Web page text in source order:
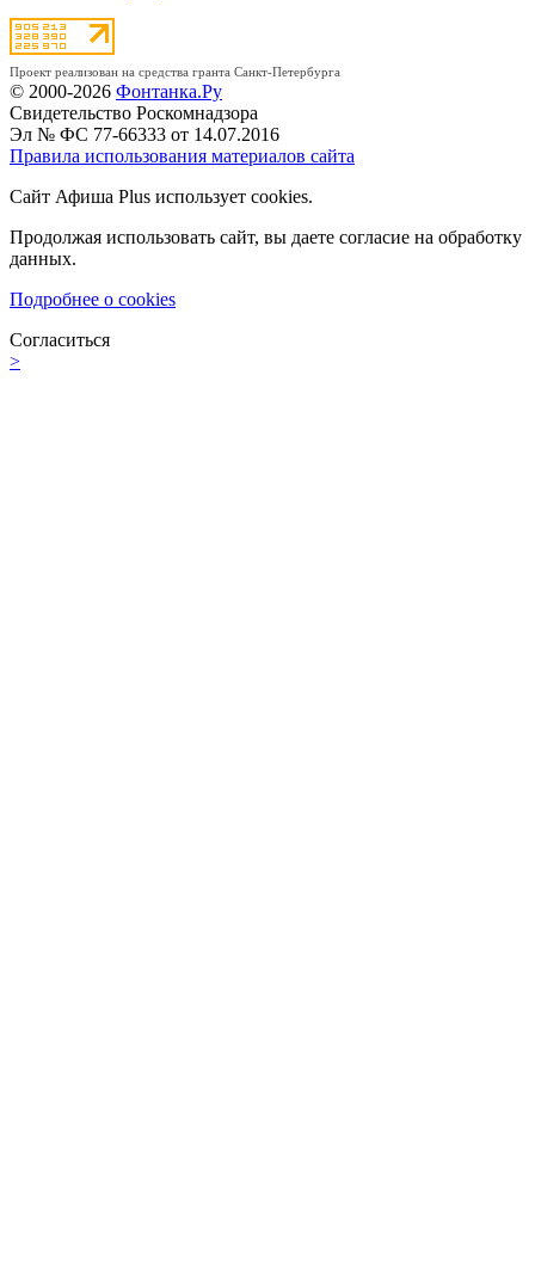
Проект реализован на средства гранта Санкт-Петербурга
© 2000-2026 Фонтанка.Ру
Свидетельство Роскомнадзора
Эл № ФС 77-66333 от 14.07.2016
Правила использования материалов сайта
Сайт Афиша Plus использует cookies.
Продолжая использовать сайт, вы даете согласие на обработку
данных.
Подробнее о cookies
Согласиться
>